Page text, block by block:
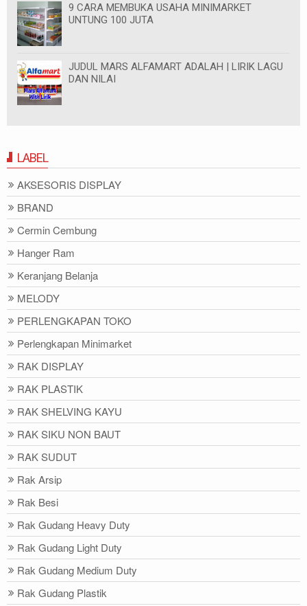
9 CARA MEMBUKA USAHA MINIMARKET
UNTUNG 100 JUTA
JUDUL MARS ALFAMART ADALAH | LIRIK LAGU
DAN NILAI
LABEL
AKSESORIS DISPLAY
BRAND
Cermin Cembung
Hanger Ram
Keranjang Belanja
MELODY
PERLENGKAPAN TOKO
Perlengkapan Minimarket
RAK DISPLAY
RAK PLASTIK
RAK SHELVING KAYU
RAK SIKU NON BAUT
RAK SUDUT
Rak Arsip
Rak Besi
Rak Gudang Heavy Duty
Rak Gudang Light Duty
Rak Gudang Medium Duty
Rak Gudang Plastik